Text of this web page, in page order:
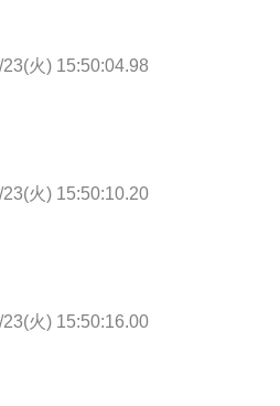
火) 15:50:04.98
火) 15:50:10.20
火) 15:50:16.00